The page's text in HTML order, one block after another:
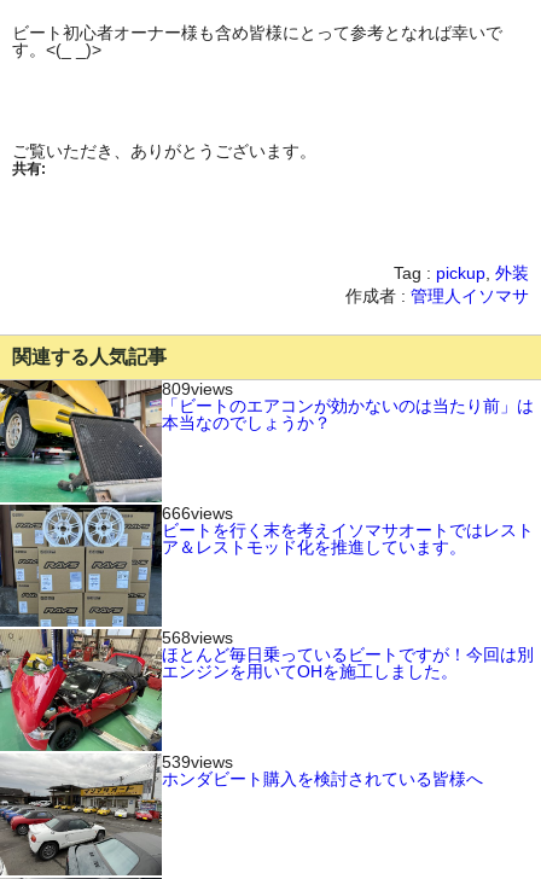
ビート初心者オーナー様も含め皆様にとって参考となれば幸いで
す。<(_ _)>
ご覧いただき、ありがとうございます。
共有:
Tag : pickup 外装
作成者 : 管理人イソマサ
関連する人気記事
809views
「ビートのエアコンが効かないのは当たり前」は
本当なのでしょうか？
666views
ビートを行く末を考えイソマサオートではレスト
ア＆レストモッド化を推進しています。
568views
ほとんど毎日乗っているビートですが！今回は別
エンジンを用いてOHを施工しました。
539views
ホンダビート購入を検討されている皆様へ